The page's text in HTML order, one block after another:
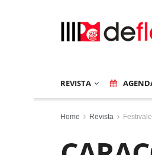
REVISTA
Home Revista